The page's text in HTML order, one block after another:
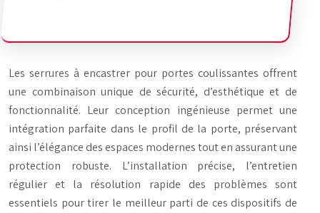
Les serrures à encastrer pour portes coulissantes offrent
une combinaison unique de sécurité, d’esthétique et de
fonctionnalité. Leur conception ingénieuse permet une
intégration parfaite dans le profil de la porte, préservant
ainsi l’élégance des espaces modernes tout en assurant une
protection robuste. L’installation précise, l’entretien
régulier et la résolution rapide des problèmes sont
essentiels pour tirer le meilleur parti de ces dispositifs de